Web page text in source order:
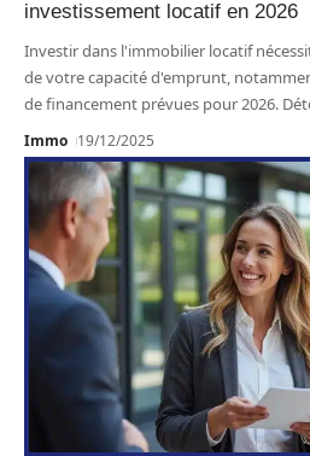
investissement locatif en 2026
Investir dans l'immobilier locatif
de votre capacité d'emprunt,
de financement prévues pour 2026.
Immo 19/12/2025